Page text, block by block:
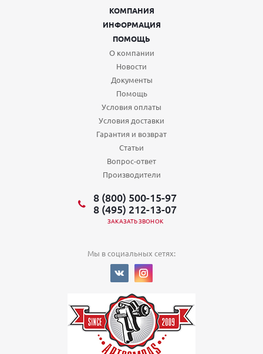
КОМПАНИЯ
ИНФОРМАЦИЯ
ПОМОЩЬ
О компании
Новости
Документы
Помощь
Условия оплаты
Условия доставки
Гарантия и возврат
Статьи
Вопрос-ответ
Производители
8 (800) 500-15-97
8 (495) 212-13-07
ЗАКАЗАТЬ ЗВОНОК
Мы в социальных сетях: